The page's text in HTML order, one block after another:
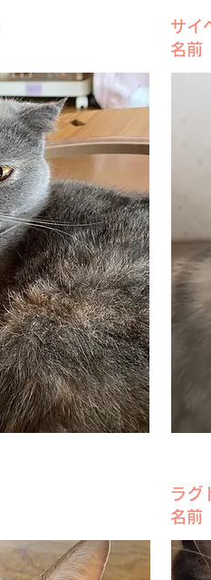
サイ
名前
ラ
名前